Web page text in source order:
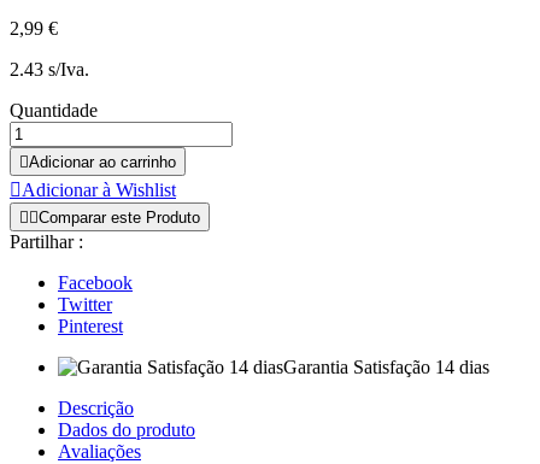
2,99 €
2.43 s/Iva.
Quantidade
Adicionar ao carrinho
Adicionar à Wishlist
 Comparar este Produto
Partilhar :
Facebook
Twitter
Pinterest
Garantia Satisfação 14 dias
Descrição
Dados do produto
Avaliações